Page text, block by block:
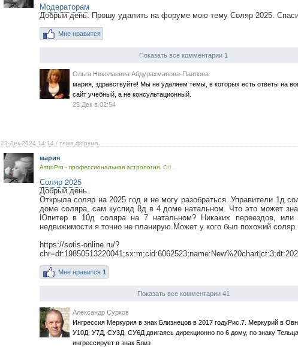
Модераторам
Добрый день. Прошу удалить на форуме мою тему Соляр 2025.
Мне нравится
Показать все комментарии 1
Ольга Николаевна Абдурахманова-Павлова
мария, здравствуйте! Мы не удаляем темы, в которых есть ответы на
сайт учебный, а не консультационный.
25 Дек в 02:54
23-Дек-2024 14:14 / тема форума
мария
AstroPro - профессиональная астрология. Об...
Соляр 2025
Добрый день.
Открыла соляр на 2025 год и не могу разобраться. Управители 1д
доме соляра, сам куспид 8д в 4 доме натальном. Что это может
Юпитер в 10д соляра на 7 натальном? Никаких переездов, или
недвижимости я точно не планирую.Может у кого был похожий
https://sotis-online.ru/?
Мне нравится 1
Показать все комментарии 41
Александр Сурков
Ингрессия Меркурия в знак Близнецов в 2017 годуРис.7. Меркурий в
У10Д, У7Д, СУ3Д, СУ6Д двигаясь дирекционно по 6 дому, по знаку Тельца
ингрессирует в знак Близ